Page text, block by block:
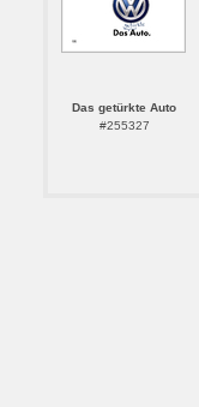
Das getürkte Auto
#255327